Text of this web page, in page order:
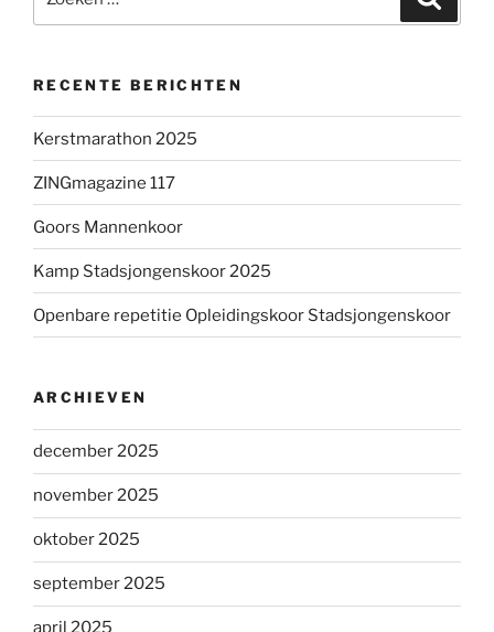
naar:
RECENTE BERICHTEN
Kerstmarathon 2025
ZINGmagazine 117
Goors Mannenkoor
Kamp Stadsjongenskoor 2025
Openbare repetitie Opleidingskoor Stadsjongenskoor
ARCHIEVEN
december 2025
november 2025
oktober 2025
september 2025
april 2025